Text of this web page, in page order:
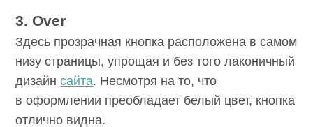
3. Over
Здесь прозрачная кнопка расположена в самом
низу страницы, упрощая и без того лаконичный
дизайнсайта. Несмотря на то, что
в оформлении преобладает белый цвет, кнопка
отлично видна.